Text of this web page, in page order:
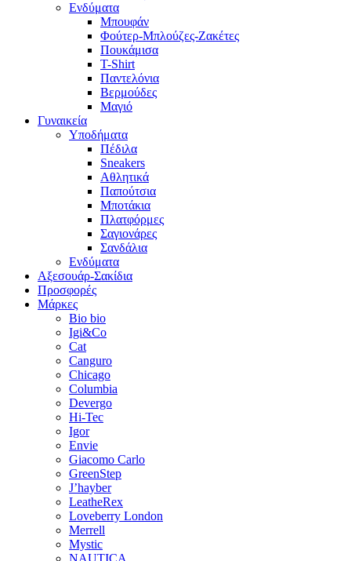
Ενδύματα
Μπουφάν
Φούτερ-Μπλούζες-Ζακέτες
Πουκάμισα
T-Shirt
Παντελόνια
Βερμούδες
Μαγιό
Γυναικεία
Υποδήματα
Πέδιλα
Sneakers
Αθλητικά
Παπούτσια
Μποτάκια
Πλατφόρμες
Σαγιονάρες
Σανδάλια
Ενδύματα
Αξεσουάρ-Σακίδια
Προσφορές
Μάρκες
Bio bio
Igi&Co
Cat
Canguro
Chicago
Columbia
Devergo
Hi-Tec
Igor
Envie
Giacomo Carlo
GreenStep
J’hayber
LeatheRex
Loveberry London
Merrell
Mystic